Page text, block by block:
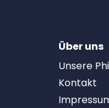
Über uns
Unsere
Kontakt